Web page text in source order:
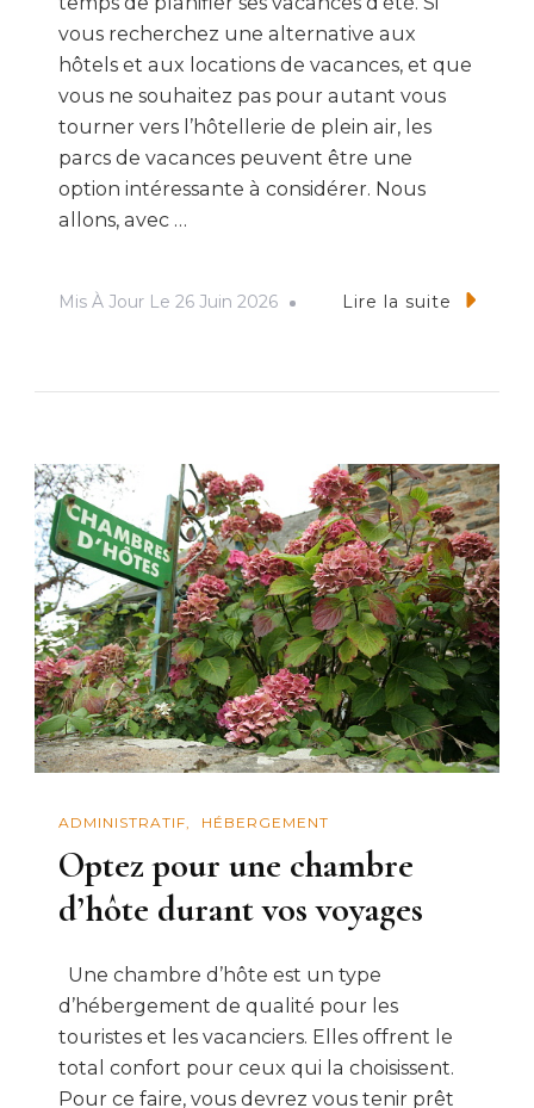
vous recherchez une alternative aux
hôtels et aux locations de vacances, et que
vous ne souhaitez pas pour autant vous
tourner vers l’hôtellerie de plein air, les
parcs de vacances peuvent être une
option intéressante à considérer. Nous
allons, avec …
Mis À Jour Le 26 Juin 2026 Lire la suite
ADMINISTRATIF HÉBERGEMENT
Optez pour une chambre
d’hôte durant vos voyages
Une chambre d’hôte est un type
d’hébergement de qualité pour les
touristes et les vacanciers. Elles offrent le
total confort pour ceux qui la choisissent.
Pour ce faire, vous devrez vous tenir prêt